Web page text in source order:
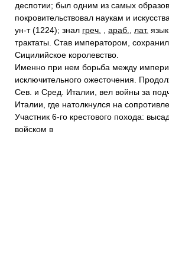
деспотии; был одним из самых
покровительствовал наукам и
ун-т (1224); знал греч. араб. лат.
трактаты. Став императором,
Сицилийское королевство.
Именно при нем борьба между
исключительного ожесточения.
Сев. и Сред. Италии, вел войны за
Италии, где натолкнулся на
Участник 6-го крестового похода:
войском в